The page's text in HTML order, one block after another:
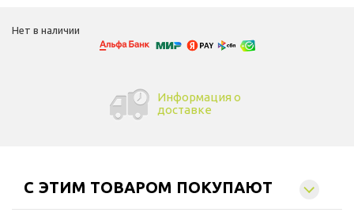
Нет в наличии
Информация о
доставке
C ЭТИМ ТОВАРОМ ПОКУПАЮТ